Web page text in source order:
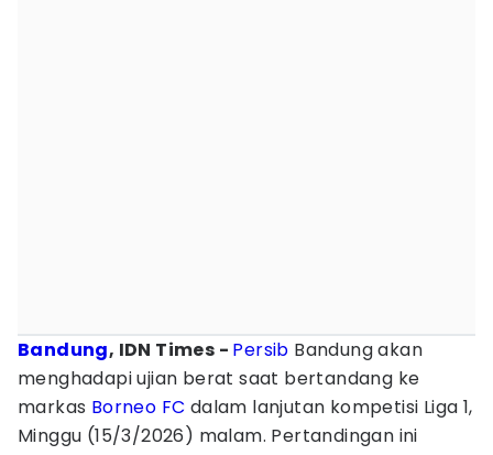
Bandung, IDN Times - Persib Bandung akan
menghadapi ujian berat saat bertandang ke
markas Borneo FC dalam lanjutan kompetisi Liga 1,
Minggu (15/3/2026) malam. Pertandingan ini